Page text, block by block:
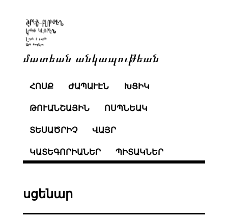
մատեան անկապութեան
ՀՈՍՔ ԺԱՊԱՒԷՆ ԽՑԻԿ
ԹՈՒԱՆՇԱՅԻՆ ՈՍՊՆԵԱԿ
ՏԵՍԱԾՐԻՉ ՎԱՅՐ
ԿԱՏԵԳՈՐԻԱՆԵՐ ՊԻՏԱԿՆԵՐ
սցենար